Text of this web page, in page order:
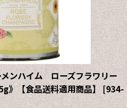
ンハイム ローズフラワリー
》【食品送料適用商品】 [934-